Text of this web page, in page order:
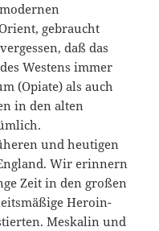
gebraucht
daß das
Westens immer
(Opiate) als auch
in den alten
und heutigen
Wir erinnern
Zeit in den großen
Heroin-
Meskalin und